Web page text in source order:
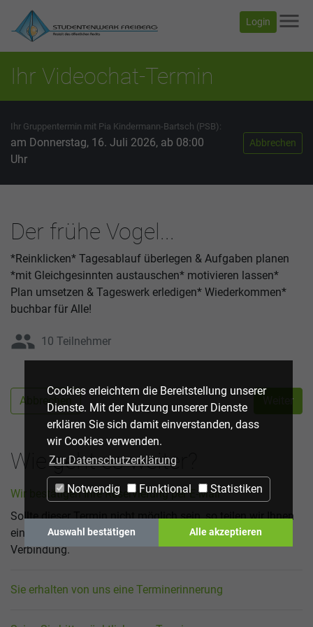
Cookies erleichtern die Bereitstellung unserer
Dienste. Mit der Nutzung unserer Dienste
erklären Sie sich damit einverstanden, dass
wir Cookies verwenden.
Zur Datenschutzerklärung
Notwendig Funktional Statistiken
Auswahl bestätigen Alle akzeptieren
Login menu
Ihr Videochat-Termin
Ihr Gruppentermin mit Pia Kindermann-Bartsch (PSB):
am Donnerstag, 16. Juli 2026, ab 08:00
Uhr
Abbrechen
Der frühe Vogel...
*Reinklicken* Tagesablauf überlegen & Aufgaben planen
*mit Gleichgesinnten austauschen* motivieren lassen*
Plan umsetzen & Tageswerk erledigen* Wiederkommen*
buchbar für Alle!
group 10 Teilnehmer
Abbrechen Weiter
Wie geht es weiter?
Wir bestätigen Ihre Reservierung per E-Mail
Sollte dieser Termin nicht möglich sein, so teilen wir Ihnen
eine Alternative mit, bzw. setzen wir uns mit Ihnen in
Verbindung.
Sie erhalten von uns eine Terminerinnerung